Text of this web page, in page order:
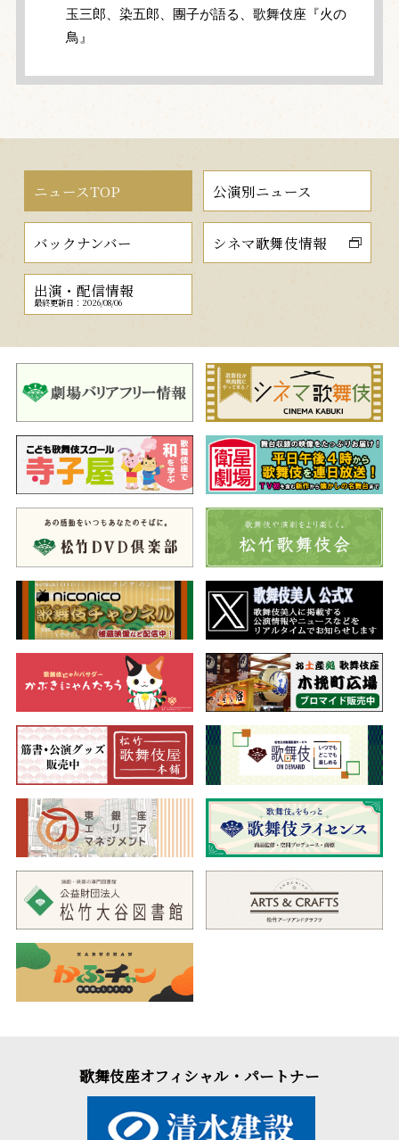
玉三郎、染五郎、團子が語る、歌舞伎座『火の
鳥』
ニュースTOP 公演別ニュース
バックナンバー シネマ歌舞伎情報
出演・配信情報
最終更新日：2026/08/06
歌舞伎座オフィシャル・パートナー